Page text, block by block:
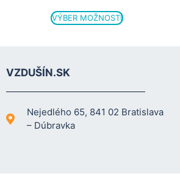
VÝBER MOŽNOSTÍ
VZDUŠÍN.SK
Nejedlého 65, 841 02 Bratislava
– Dúbravka